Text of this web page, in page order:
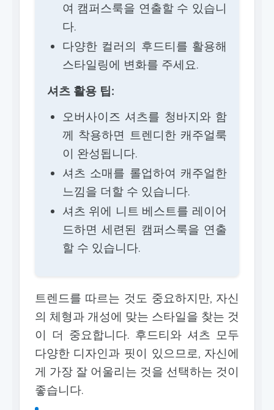
여 캠퍼스룩을 연출할 수 있습니
다.
다양한 컬러의 후드티를 활용해
스타일링에 변화를 주세요.
셔츠 활용 팁:
오버사이즈 셔츠를 청바지와 함
께 착용하면 트렌디한 캐주얼룩
이 완성됩니다.
셔츠 소매를 롤업하여 캐주얼한
느낌을 더할 수 있습니다.
셔츠 위에 니트 베스트를 레이어
드하면 세련된 캠퍼스룩을 연출
할 수 있습니다.
트렌드를 따르는 것도 중요하지만, 자신
의 체형과 개성에 맞는 스타일을 찾는 것
이 더 중요합니다. 후드티와 셔츠 모두
다양한 디자인과 핏이 있으므로, 자신에
게 가장 잘 어울리는 것을 선택하는 것이
좋습니다.